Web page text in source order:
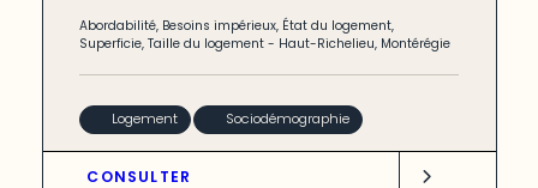
Abordabilité, Besoins impérieux, État du logement,
Superficie,Taille du logement - Haut-Richelieu, Montérégie
Logement Sociodémographie
CONSULTER